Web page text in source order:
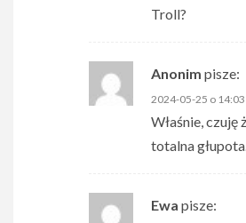
Troll?
Anonim pisze:
2024-05-25 o 14:03
Właśnie, czuję
totalna
Ewa pisze: